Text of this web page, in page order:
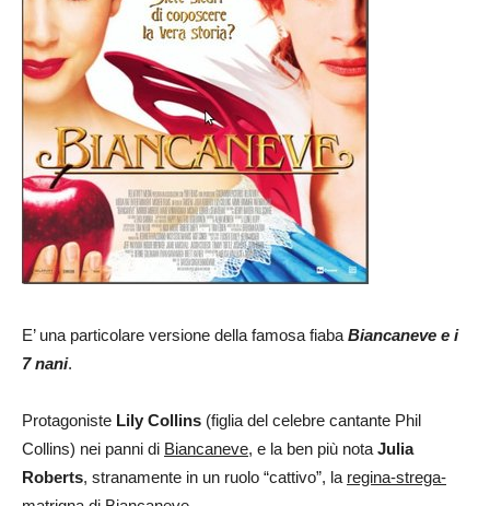
E’ una particolare versione della famosa fiaba Biancaneve e i
7 nani.
Protagoniste Lily Collins (figlia del celebre cantante Phil
Collins) nei panni di Biancaneve, e la ben più nota Julia
Roberts, stranamente in un ruolo “cattivo”, la regina-strega-